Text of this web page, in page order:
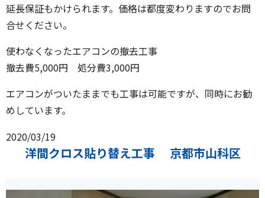
延長保証もかけられます。価格は都度変わりますのでお問
合せください。
使わなくなったエアコンの撤去工事
撤去費5,000円 処分費3,000円
エアコンがついたままでも工事は可能ですが、同時にお勧
めしています。
2020/03/19
洋間クロス貼り替え工事 京都市山科区